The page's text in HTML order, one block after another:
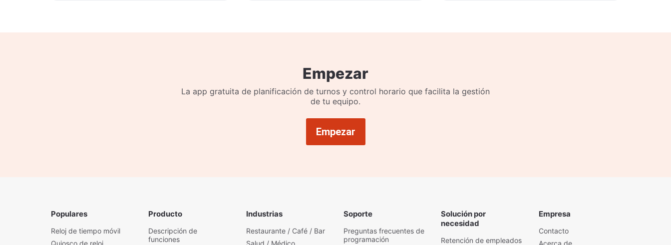
Empezar
La app gratuita de planificación de turnos y control horario que facilita la gestión
de tu equipo.
Empezar
Populares
Reloj de tiempo móvil
Quiosco de reloj
Producto
Descripción de
funciones
Industrias
Restaurante / Café / Bar
Salud / Médico
Soporte
Preguntas frecuentes de
programación
Solución por
necesidad
Retención de empleados
Empresa
Contacto
Acerca de